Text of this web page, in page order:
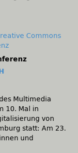
Commons
Multimedia
10. Mal in
von
statt: Am 23.
und